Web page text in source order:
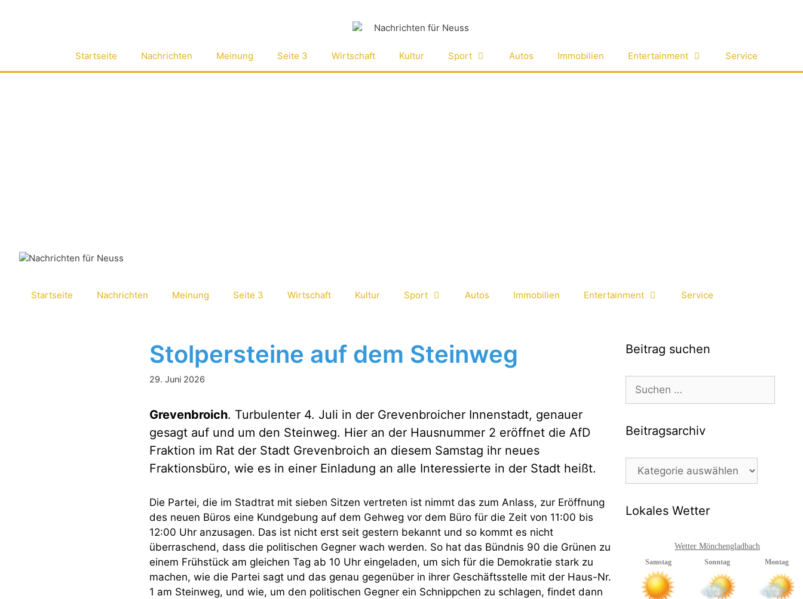
Startseite Nachrichten Meinung Seite 3 Wirtschaft Kultur Sport Autos Immobilien Entertainment Service
Startseite Nachrichten Meinung Seite 3 Wirtschaft Kultur Sport Autos Immobilien Entertainment Service
Stolpersteine auf dem Steinweg
29. Juni 2026
Grevenbroich. Turbulenter 4. Juli in der Grevenbroicher Innenstadt, genauer
gesagt auf und um den Steinweg. Hier an der Hausnummer 2 eröffnet die AfD
Fraktion im Rat der Stadt Grevenbroich an diesem Samstag ihr neues
Fraktionsbüro, wie es in einer Einladung an alle Interessierte in der Stadt heißt.
Die Partei, die im Stadtrat mit sieben Sitzen vertreten ist nimmt das zum Anlass, zur Eröffnung
des neuen Büros eine Kundgebung auf dem Gehweg vor dem Büro für die Zeit von 11:00 bis
12:00 Uhr anzusagen. Das ist nicht erst seit gestern bekannt und so kommt es nicht
überraschend, dass die politischen Gegner wach werden. So hat das Bündnis 90 die Grünen zu
einem Frühstück am gleichen Tag ab 10 Uhr eingeladen, um sich für die Demokratie stark zu
machen, wie die Partei sagt und das genau gegenüber in ihrer Geschäftsstelle mit der Haus-Nr.
1 am Steinweg, und wie, um den politischen Gegner ein Schnippchen zu schlagen, findet dann
Beitrag suchen
Suchen
nach:
Beitragsarchiv
Beitragsarchiv
Lokales Wetter
Wetter Mönchengladbach